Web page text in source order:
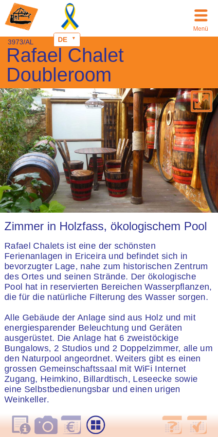
DE
3973/AL
Rafael Chalet
Doubleroom
Zimmer in Holzfass, ökologischem Pool
Rafael Chalets ist eine der schönsten
Ferienanlagen in Ericeira und befindet sich in
bevorzugter Lage, nahe zum historischen Zentrum
des Ortes und seinen Strände. Der ökologische
Pool hat in reservierten Bereichen Wasserpflanzen,
die für die natürliche Filterung des Wasser sorgen.
Alle Gebäude der Anlage sind aus Holz und mit
energiesparender Beleuchtung und Geräten
ausgerüstet. Die Anlage hat 6 zweistöckige
Bungalows, 2 Studios und 2 Doppelzimmer, alle um
den Naturpool angeordnet. Weiters gibt es einen
grossen Gemeinschaftssaal mit WiFi Internet
Zugang, Heimkino, Billardtisch, Leseecke sowie
eine Selbstbedienungsbar und einen urigen
Weinkeller.
Die 2 Doppelzimmer sind absolut einzigartig, sie wurden
innerhalb eines riesen grossen Holzfasses gebaut. Jedes
Menü